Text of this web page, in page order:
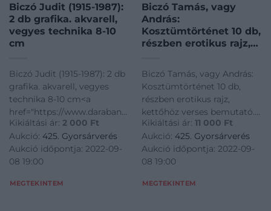
Biczó Judit (1915-1987):
2 db grafika. akvarell,
vegyes technika 8-10
cm
Biczó Judit (1915-1987): 2 db
grafika. akvarell, vegyes
technika 8-10 cm<a
href="https://www.darabanth.com/hu/gyorsarveres/425/
es-grafikak/Festmenyek-es-
grafikak~500001/Biczo-
Judit-1915-1987-2-db-grafika-
akvarell-vegyes-technik
Kikiáltási ár: 2 000 Ft
Aukció: 425. Gyorsárverés
Aukció időpontja: 2022-09-
08 19:00
MEGTEKINTEM
Biczó Tamás, vagy
András:
Kosztümtörténet 10 db,
részben erotikus rajz,
papír, 15×21 cm
Biczó Tamás, vagy András:
Kosztümtörténet 10 db,
részben erotikus rajz,
kettőhöz verses bemutató.
Ceruza, papír, 15x21 cm<a
href="https://
es-grafikak/Festmenyek-es-
grafikak~500001/Biczo-Tam
Kikiáltási ár: 11 000 Ft
Aukció: 425. Gyorsárverés
Aukció időpontja: 2022-09-
08 19:00
MEGTEKINTEM